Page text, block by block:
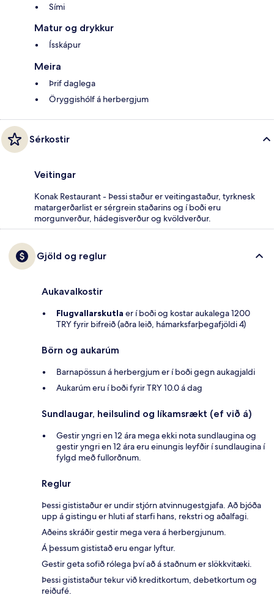
Sími
Matur og drykkur
Ísskápur
Meira
Þrif daglega
Öryggishólf á herbergjum
Sérkostir
Veitingar
Konak Restaurant - Þessi staður er veitingastaður, tyrknesk
matargerðarlist er sérgrein staðarins og í boði eru
morgunverður, hádegisverður og kvöldverður.
Gjöld og reglur
Aukavalkostir
Flugvallarskutla er í boði og kostar aukalega 1200
TRY fyrir bifreið (aðra leið, hámarksfarþegafjöldi 4)
Börn og aukarúm
Barnapössun á herbergjum er í boði gegn aukagjaldi
Aukarúm eru í boði fyrir TRY 10.0 á dag
Sundlaugar, heilsulind og líkamsrækt (ef við á)
Gestir yngri en 12 ára mega ekki nota sundlaugina og
gestir yngri en 12 ára eru einungis leyfðir í sundlaugina í
fylgd með fullorðnum.
Reglur
Þessi gististaður er undir stjórn atvinnugestgjafa. Að bjóða
upp á gistingu er hluti af starfi hans, rekstri og aðalfagi.
Aðeins skráðir gestir mega vera á herbergjunum.
Á þessum gististað eru engar lyftur.
Gestir geta sofið rólega því að á staðnum er slökkvitæki.
Þessi gististaður tekur við kreditkortum, debetkortum og
reiðufé.